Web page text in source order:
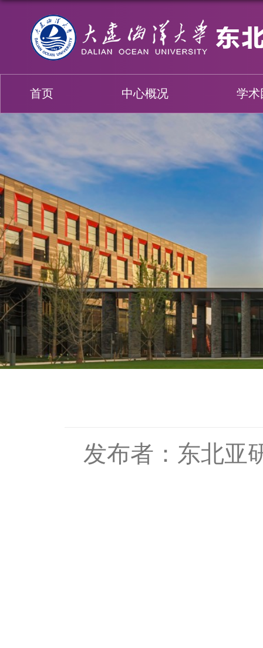
首页 中心概况 学术
发布者：东北亚